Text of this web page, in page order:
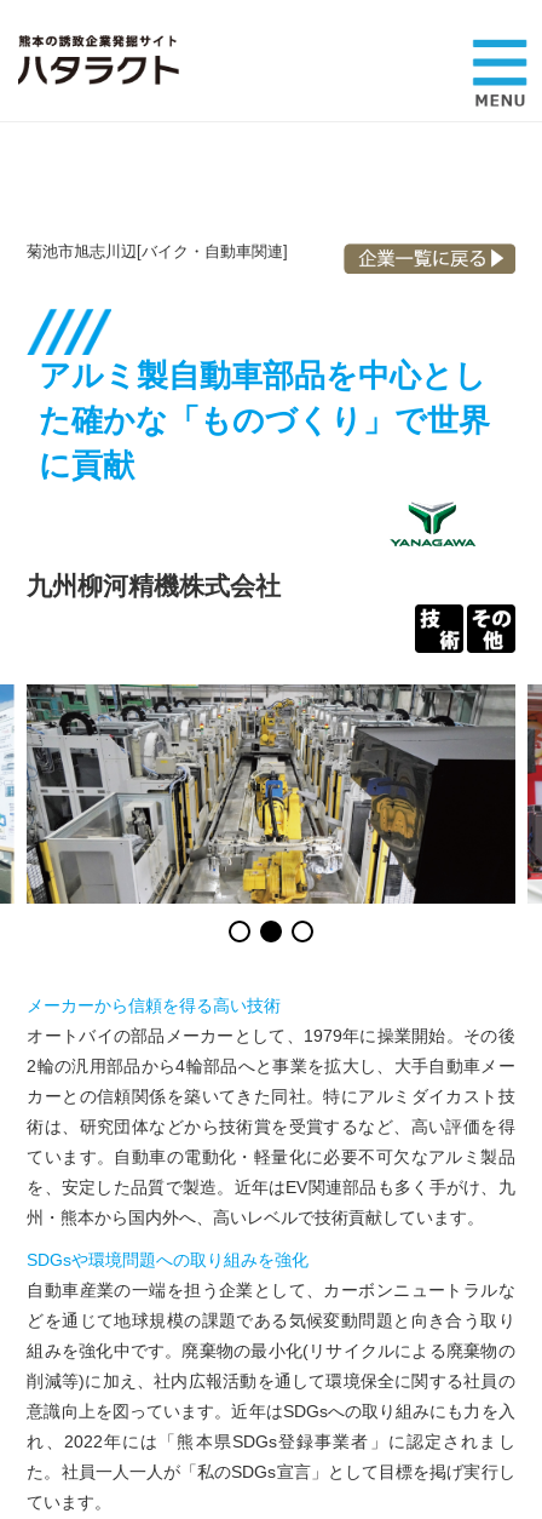
菊池市旭志川辺[バイク・自動車関連]
アルミ製自動車部品を中心とし
た確かな「ものづくり」で世界
に貢献
九州柳河精機株式会社
メーカーから信頼を得る高い技術
オートバイの部品メーカーとして、1979年に操業開始。その後
2輪の汎用部品から4輪部品へと事業を拡大し、大手自動車メー
カーとの信頼関係を築いてきた同社。特にアルミダイカスト技
術は、研究団体などから技術賞を受賞するなど、高い評価を得
ています。自動車の電動化・軽量化に必要不可欠なアルミ製品
を、安定した品質で製造。近年はEV関連部品も多く手がけ、九
州・熊本から国内外へ、高いレベルで技術貢献しています。
SDGsや環境問題への取り組みを強化
自動車産業の一端を担う企業として、カーボンニュートラルな
どを通じて地球規模の課題である気候変動問題と向き合う取り
組みを強化中です。廃棄物の最小化(リサイクルによる廃棄物の
削減等)に加え、社内広報活動を通して環境保全に関する社員の
意識向上を図っています。近年はSDGsへの取り組みにも力を入
れ、2022年には「熊本県SDGs登録事業者」に認定されまし
た。社員一人一人が「私のSDGs宣言」として目標を掲げ実行し
ています。